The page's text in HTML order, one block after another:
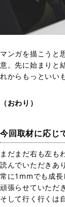
マンガを描こうと
意。先に始まりと
れからもっといい
（おわり）
今回取材に応じ
まだまだ右も左も
読んでいただきあ
常に1mmでも成長
頑張らせていただ
そして行く行くは